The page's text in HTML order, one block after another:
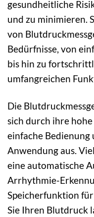
gesundheitliche
und zu minimieren.
von
Bedürfnisse, von
bis hin zu
umfangreichen
Die
sich durch ihre
einfache
Anwendung aus.
eine automatische
Arrhythmie-
Speicherfunktion
Sie Ihren Blutdruck